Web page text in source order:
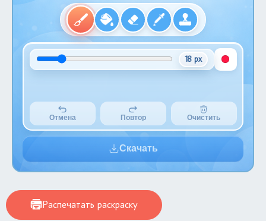
18 px
Отмена Повтор Очистить
Скачать
Распечатать раскраску